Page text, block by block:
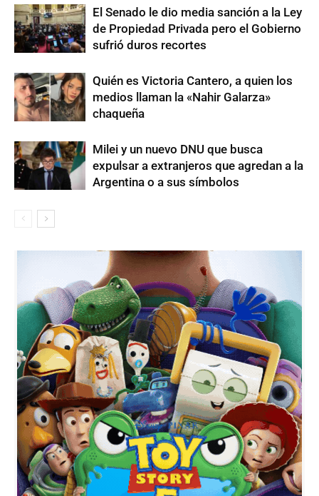
El Senado le dio media sanción a la Ley
de Propiedad Privada pero el Gobierno
sufrió duros recortes
Quién es Victoria Cantero, a quien los
medios llaman la «Nahir Galarza»
chaqueña
Milei y un nuevo DNU que busca
expulsar a extranjeros que agredan a la
Argentina o a sus símbolos